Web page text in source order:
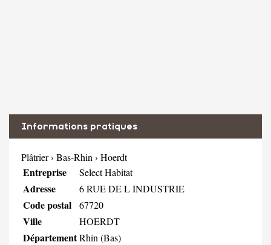
Informations pratiques
Plâtrier› Bas-Rhin › Hoerdt
Entreprise Select Habitat
Adresse 6 RUE DE L INDUSTRIE
Code postal 67720
Ville HOERDT
DépartementRhin (Bas)